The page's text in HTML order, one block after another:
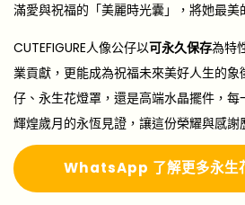
滿愛與祝福的「美麗時光囊」，將她最美
CUTEFIGURE人像公仔以可永久保存為特
業貢獻，更能成為祝福未來美好人生的
仔、永生花燈罩，還是高端水晶擺件，
輝煌歲月的永恆見證，讓這份榮耀與感謝
WhatsApp 了解更多永生